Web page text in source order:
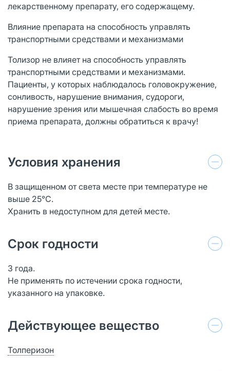
лекарственному препарату, его содержащему.
Влияние препарата на способность управлять
транспортными средствами и механизмами
Толизор не влияет на способность управлять
транспортными средствами и механизмами.
Пациенты, у которых наблюдалось головокружение,
сонливость, нарушение внимания, судороги,
нарушение зрения или мышечная слабость во время
приема препарата, должны обратиться к врачу!
Условия хранения
В защищенном от света месте при температуре не
выше 25°С.
Хранить в недоступном для детей месте.
Срок годности
3 года.
Не применять по истечении срока годности,
указанного на упаковке.
Действующее вещество
Толперизон